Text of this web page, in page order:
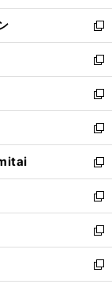
開
く
ウ
で
開
く
ン
ド
ウ
で
開
く
ウ
ィ
ン
ド
ウ
で
開
く
新
し
い
ウ
ィ
ン
ド
ウ
で
開
く
新
し
い
ウ
ィ
ン
ド
ウ
で
開
く
新
し
い
ウ
ィ
ン
ド
ウ
で
開
く
新
し
い
ウ
ィ
ン
ド
ウ
で
開
新
し
い
ウ
ィ
ン
ド
ウ
新
し
い
ウ
ィ
ン
新
し
い
ウ
新
し